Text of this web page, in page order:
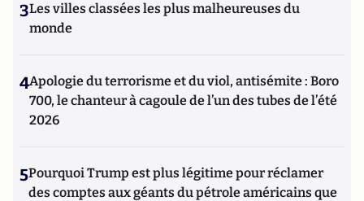
3Les villes classées les plus malheureuses du
monde
4Apologie du terrorisme et du viol, antisémite : Boro
700, le chanteur à cagoule de l’un des tubes de l’été
2026
5Pourquoi Trump est plus légitime pour réclamer
des comptes aux géants du pétrole américains que